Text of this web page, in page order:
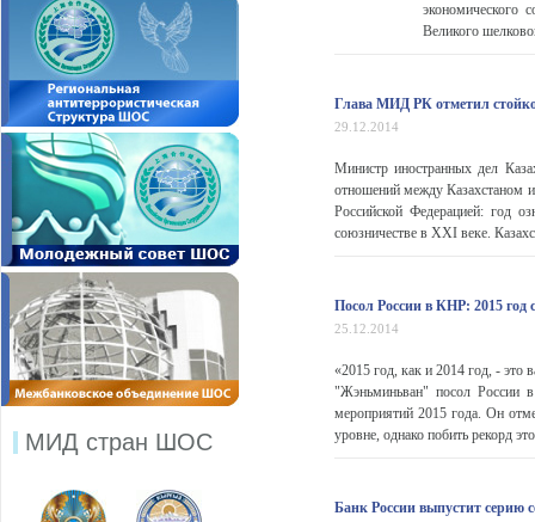
МИД стран ШОС
экономического
Великого
Глава МИД РК отметил
29.12.2014
Министр иностранных дел
отношений между Казахстаном
Российской Федерацией: год
союзничестве в XXI веке.
Посол России в КНР: 2015 год
25.12.2014
«2015 год, как и 2014 год, - это
"Жэньминьван" посол России
мероприятий 2015 года. Он
уровне, однако побить рекорд
Банк России выпустит